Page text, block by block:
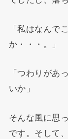
「私はなんで
か・・・。」
「つわりがあ
いか」
そんな風に思
です。そして